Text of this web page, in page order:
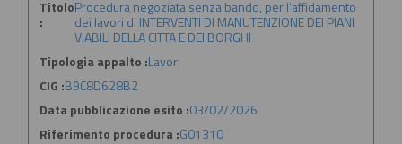
Titolo
:
Procedura negoziata senza bando, per l'affidamento
dei lavori di INTERVENTI DI MANUTENZIONE DEI PIANI
VIABILI DELLA CITTA E DEI BORGHI
Tipologia appalto :Lavori
CIG :B9C8D628B2
Data pubblicazione esito :03/02/2026
Riferimento procedura :G01310